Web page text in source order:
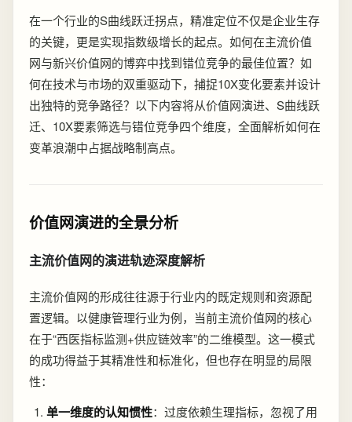
在一个行业的S曲线跃迁拐点，精准定位不仅是企业生存
的关键，更是实现指数级增长的起点。如何在主流价值
网与新兴价值网的博弈中找到错位竞争的最佳位置？如
何在技术与市场的双重驱动下，捕捉10X变化要素并设计
出独特的竞争路径？以下内容将从价值网演进、S曲线跃
迁、10X要素筛选与错位竞争四个维度，全面解析如何在
变革浪潮中占据战略制高点。
价值网演进的全景分析
主流价值网的演进轨迹深度解析
主流价值网的形成往往源于行业内的既定规则和资源配
置逻辑。以健康管理行业为例，当前主流价值网的核心
在于“西医指标监测+供应链效率”的二维模型。这一模式
的成功得益于其精准性和标准化，但也存在明显的局限
性：
单一维度的认知惯性：过度依赖生理指标，忽视了用